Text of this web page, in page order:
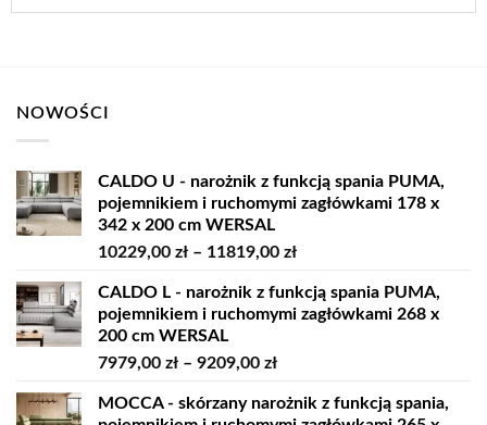
NOWOŚCI
CALDO U - narożnik z funkcją spania PUMA,
pojemnikiem i ruchomymi zagłówkami 178 x
342 x 200 cm WERSAL
10229,00 zł – 11819,00 złZakres
od
10229,00 zł
CALDO L - narożnik z funkcją spania PUMA,
pojemnikiem i ruchomymi zagłówkami 268 x
200 cm WERSAL
7979,00 zł – 9209,00 złZakres
od
MOCCA - skórzany narożnik z funkcją spania,